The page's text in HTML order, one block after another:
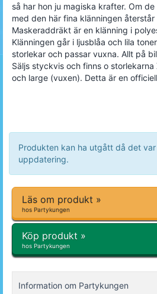
så har hon ju magiska krafter. Om
med den här fina klänningen återstår
Maskeraddräkt är en klänning i
Klänningen går i ljusblåa och lila
storlekar och passar vuxna. Allt på
Säljs styckvis och finns o storlekarna
och large (vuxen). Detta är en
Produkten kan ha utgått då det
uppdatering.
Läs om produkt »
hos Partykungen
Köp produkt »
hos Partykungen
Information om Partykungen